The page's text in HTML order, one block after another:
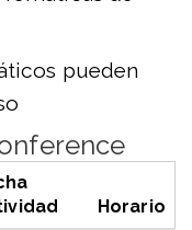
pueden
Horario